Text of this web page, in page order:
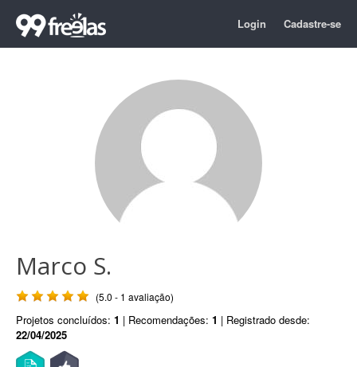
Login Cadastre-se
Marco S.
(5.0 - 1 avaliação)
Projetos concluídos: 1 | Recomendações: 1 | Registrado desde:
22/04/2025